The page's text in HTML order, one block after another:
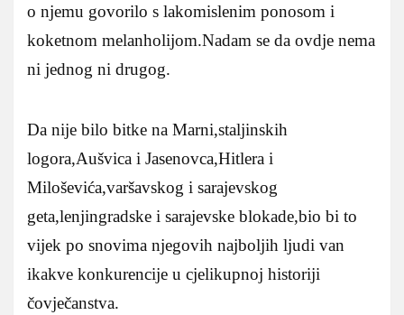
o njemu govorilo s lakomislenim ponosom i
koketnom melanholijom.Nadam se da ovdje nema
ni jednog ni drugog.
Da nije bilo bitke na Marni,staljinskih
logora,Aušvica i Jasenovca,Hitlera i
Miloševića,varšavskog i sarajevskog
geta,lenjingradske i sarajevske blokade,bio bi to
vijek po snovima njegovih najboljih ljudi van
ikakve konkurencije u cjelikupnoj historiji
čovječanstva.